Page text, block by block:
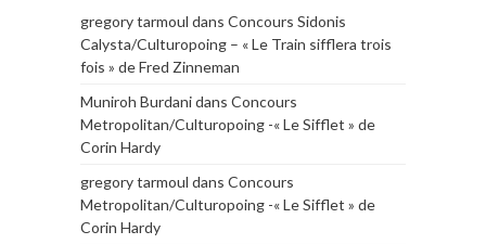
gregory tarmoul dans Concours Sidonis
Calysta/Culturopoing – « Le Train sifflera trois
fois » de Fred Zinneman
Muniroh Burdanidans Concours
Metropolitan/Culturopoing -« Le Sifflet » de
Corin Hardy
gregory tarmoul dans Concours
Metropolitan/Culturopoing -« Le Sifflet » de
Corin Hardy